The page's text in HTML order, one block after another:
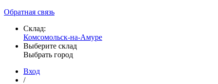
Обратная связь
Склад:
Комсомольск-на-Амуре
Выберите склад
Выбрать город
Вход
/